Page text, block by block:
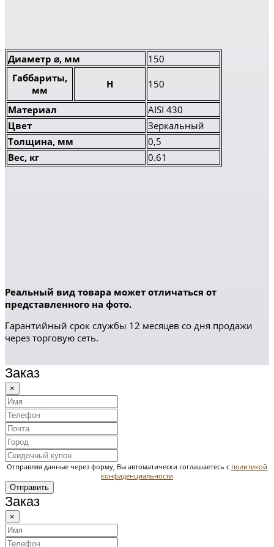
Диаметр ⌀, мм
150
Габбариты,
мм
H 150
Материал
AISI 430
Цвет
Зеркальный
Толщина, мм
0,5
Вес, кг
0.61
Реальный вид товара может отличаться от
представленного на фото.
Гарантийный срок службы 12 месяцев со дня продажи
через торговую сеть.
Заказ
×
Отправляя данные через форму, Вы автоматически соглашаетесь с политикой
конфиденциальности
Отправить
Заказ
×